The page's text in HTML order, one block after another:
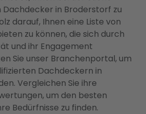
Dachdecker in Broderstorf zu
darauf, Ihnen eine Liste von
zu können, die sich durch
und ihr Engagement
Sie unser Branchenportal, um
Dachdeckern in
Vergleichen Sie ihre
um den besten
Bedürfnisse zu finden.